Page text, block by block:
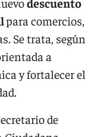
para comercios,
Se trata, según
a
y fortalecer el
de